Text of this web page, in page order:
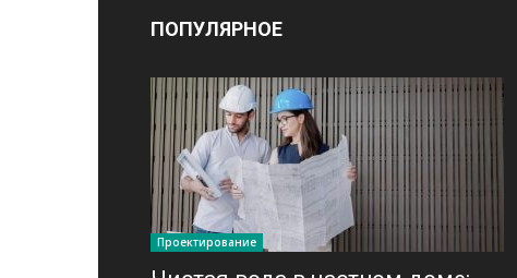
ПОПУЛЯРНОЕ
Проектирование